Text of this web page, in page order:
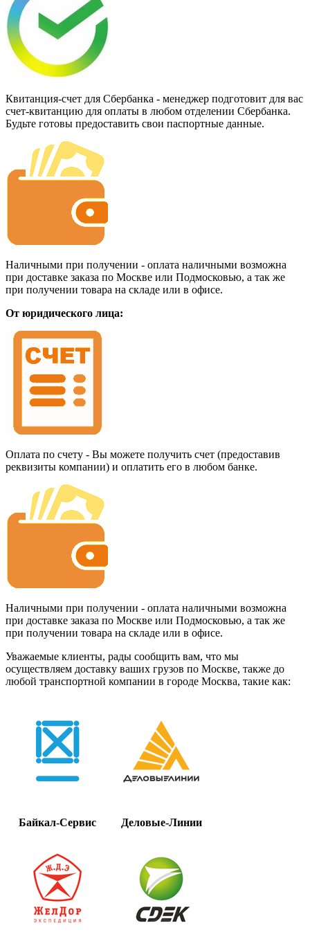
Квитанция-счет для Сбербанка - менеджер подготовит для вас
счет-квитанцию для оплаты в любом отделении Сбербанка.
Будьте готовы предоставить свои паспортные данные.
Наличными при получении - оплата наличными возможна
при доставке заказа по Москве или Подмосковью, а так же
при получении товара на складе или в офисе.
От юридического лица:
Оплата по счету - Вы можете получить счет (предоставив
реквизиты компании) и оплатить его в любом банке.
Наличными при получении - оплата наличными возможна
при доставке заказа по Москве или Подмосковью, а так же
при получении товара на складе или в офисе.
Уважаемые клиенты, рады сообщить вам, что мы
осуществляем доставку ваших грузов по Москве, также до
любой транспортной компании в городе Москва, такие как:
Байкал-Сервис Деловые-Линии